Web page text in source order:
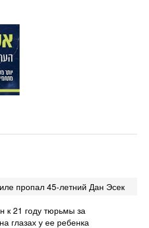
пропал 45-летний Дан Эсек
к 21 году тюрьмы за
глазах у ее ребенка